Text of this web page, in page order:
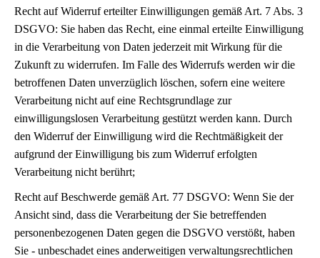
Recht auf Widerruf erteilter Einwilligungen gemäß Art. 7 Abs. 3
DSGVO: Sie haben das Recht, eine einmal erteilte Einwilligung
in die Verarbeitung von Daten jederzeit mit Wirkung für die
Zukunft zu widerrufen. Im Falle des Widerrufs werden wir die
betroffenen Daten unverzüglich löschen, sofern eine weitere
Verarbeitung nicht auf eine Rechtsgrundlage zur
einwilligungslosen Verarbeitung gestützt werden kann. Durch
den Widerruf der Einwilligung wird die Rechtmäßigkeit der
aufgrund der Einwilligung bis zum Widerruf erfolgten
Verarbeitung nicht berührt;
Recht auf Beschwerde gemäß Art. 77 DSGVO: Wenn Sie der
Ansicht sind, dass die Verarbeitung der Sie betreffenden
personenbezogenen Daten gegen die DSGVO verstößt, haben
Sie - unbeschadet eines anderweitigen verwaltungsrechtlichen